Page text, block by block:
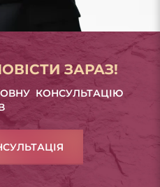
ЗАРАЗ!
КОНСУЛЬТАЦІЮ